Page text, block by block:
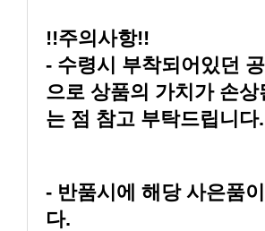
!!주의사항!!
는 점 참고 부탁드립니다.
다.